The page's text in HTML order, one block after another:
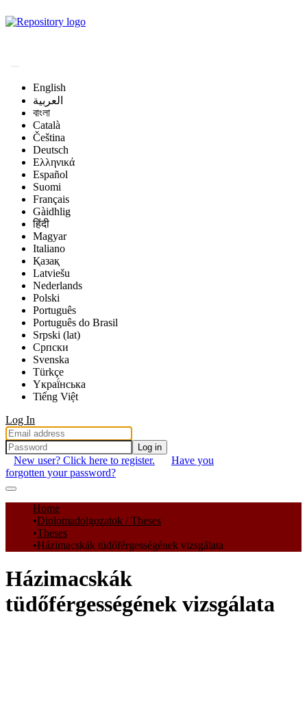
English
العربية
বাংলা
Català
Čeština
Deutsch
Ελληνικά
Español
Suomi
Français
Gàidhlig
हिंदी
Magyar
Italiano
Қазақ
Latviešu
Nederlands
Polski
Português
Português do Brasil
Srpski (lat)
Српски
Svenska
Türkçe
Yкраї́нська
Tiếng Việt
Log In
Log in
New user? Click here to register.
Have you
forgotten your password?
Communities & Collections
All of DSpace
Statistics
Home
Diplomadolgozatok / Theses
Theses
Házimacskák tüdőférgességének vizsgálata
Házimacskák
tüdőférgességének vizsgálata